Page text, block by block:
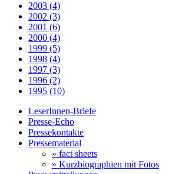
2003 (4)
2002 (3)
2001 (6)
2000 (4)
1999 (5)
1998 (4)
1997 (3)
1996 (2)
1995 (10)
LeserInnen-Briefe
Presse-Echo
Pressekontakte
Pressematerial
» fact sheets
» Kurzbiographien mit Fotos